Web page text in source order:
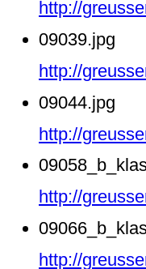
http://
09039.jpg
http://
09044.jpg
http://
http://
http://